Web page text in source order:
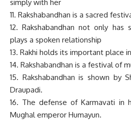
simply with her
11. Rakshabandhan is a sacred
12. Rakshabandhan not only has
plays a spoken relationship
13. Rakhi holds its important place
14. Rakshabandhan is a festival of
15. Rakshabandhan is shown by
Draupadi.
16. The defense of Karmavati in
Mughal emperor Humayun.